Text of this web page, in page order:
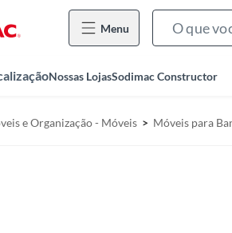
Menu
Nossas LojasSodimac Constructor
e Organização - Móveis Móveis para